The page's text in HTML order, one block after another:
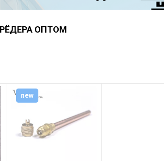
ОПТОМ
new